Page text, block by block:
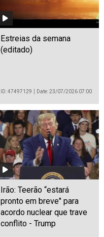
Estreias da semana
(editado)
ID: 47497129 Date: 23/07/2026 07:00
Irão: Teerão “estará
pronto em breve" para
acordo nuclear que trave
conflito - Trump